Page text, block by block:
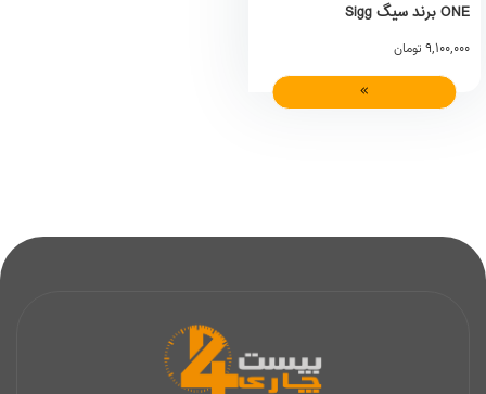
ONE برند سیگ Sigg
9,100,000 تومان